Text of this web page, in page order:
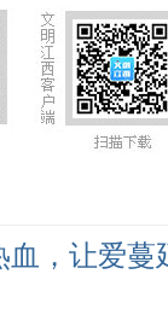
，让爱蔓